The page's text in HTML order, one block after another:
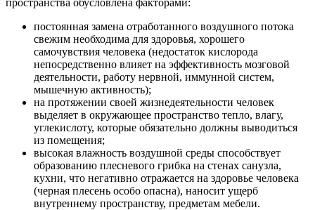
пространства обусловлена факторами:
постоянная замена отработанного воздушного потока
свежим необходима для здоровья, хорошего
самочувствия человека (недостаток кислорода
непосредственно влияет на эффективность мозговой
деятельности, работу нервной, иммунной систем,
мышечную активность);
на протяжении своей жизнедеятельности человек
выделяет в окружающее пространство тепло, влагу,
углекислоту, которые обязательно должны выводиться
из помещения;
высокая влажность воздушной среды способствует
образованию плесневого грибка на стенах санузла,
кухни, что негативно отражается на здоровье человека
(черная плесень особо опасна), наносит ущерб
внутреннему пространству, предметам мебели.